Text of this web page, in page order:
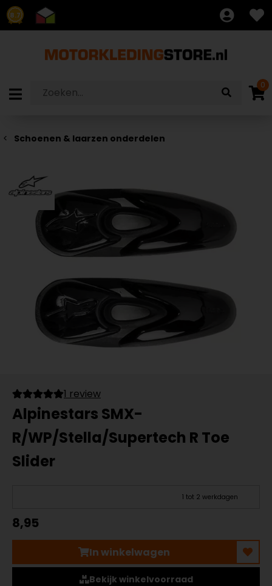
8.7
0
Schoenen & laarzen onderdelen
1 review
Alpinestars SMX-
R/WP/Stella/Supertech R Toe
Slider
1 tot 2 werkdagen
8,95
In winkelwagen
Bekijk winkelvoorraad